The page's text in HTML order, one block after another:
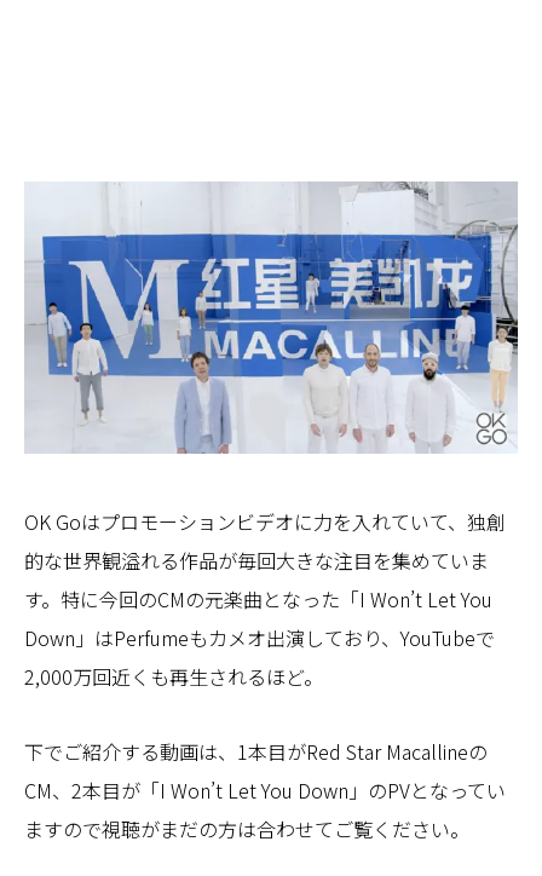
OK Goはプロモーションビデオに力を入れていて、独創
的な世界観溢れる作品が毎回大きな注目を集めていま
す。特に今回のCMの元楽曲となった「I Won’t Let You
Down」はPerfumeもカメオ出演しており、YouTubeで
2,000万回近くも再生されるほど。
下でご紹介する動画は、1本目がRed Star Macallineの
CM、2本目が「I Won’t Let You Down」のPVとなってい
ますので視聴がまだの方は合わせてご覧ください。